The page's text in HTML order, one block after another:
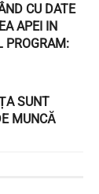
CU DATE
APEI IN
PROGRAM:
SUNT
MUNCĂ